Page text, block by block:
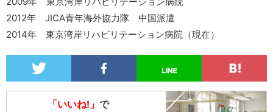
2012年 JICA青年海外協力隊 中国派遣
2014年 東京湾岸リハビリテーション病院（現在）
「いいね!」 で